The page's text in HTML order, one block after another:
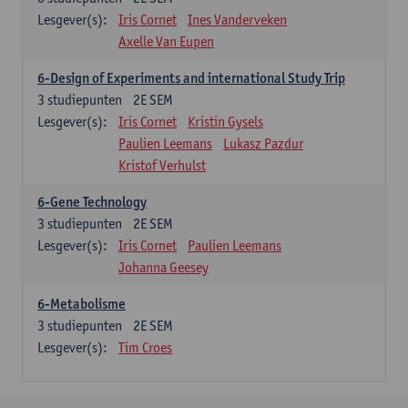
Lesgever(s):
Iris Cornet
Ines Vanderveken
Axelle Van Eupen
6-Design of Experiments and international Study Trip
2E SEM
3 studiepunten
Lesgever(s):
Iris Cornet
Kristin Gysels
Paulien Leemans
Lukasz Pazdur
Kristof Verhulst
6-Gene Technology
2E SEM
3 studiepunten
Lesgever(s):
Iris Cornet
Paulien Leemans
Johanna Geesey
6-Metabolisme
2E SEM
3 studiepunten
Lesgever(s):
Tim Croes